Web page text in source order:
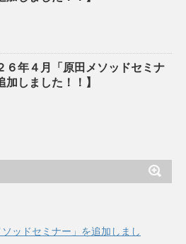
６年４月「原田メソッドセミナ
加しました！！】
ソッドセミナー」を追加しまし